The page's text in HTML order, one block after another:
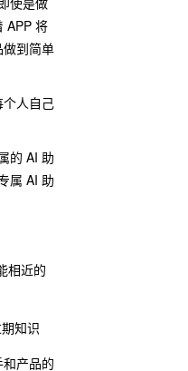
APP 将
到简单
人自己
的 AI 助
属 AI 助
相近的
知识
产品的